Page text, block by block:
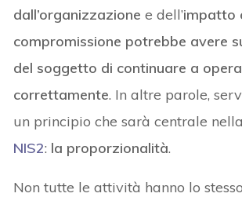
dall’organizzazione e dell’impatto
compromissione potrebbe avere
del soggetto di continuare a
correttamente. In altre parole,
un principio che sarà centrale
NIS2: la proporzionalità.
Non tutte le attività hanno lo